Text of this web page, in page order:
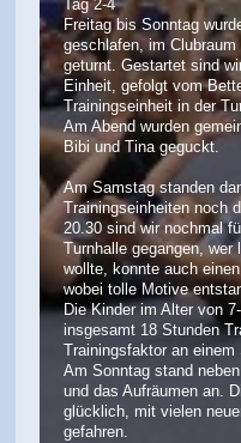
Tag 2-4
Freitag bis Sonntag
geschlafen, im
geturnt. Gestartet sind
Einheit, gefolgt vom
Trainingseinheit in der
Am Abend wurden
Bibi und Tina geguckt.
Am Samstag standen
Trainingseinheiten noch
20.30 sind wir nochmal
Turnhalle gegangen, wer
wollte, konnte auch
wobei tolle Motive
Die Kinder im Alter von
insgesamt 18 Stunden
Trainingsfaktor an einem
Am Sonntag stand
und das Aufräumen an.
glücklich, mit vielen
gefahren.